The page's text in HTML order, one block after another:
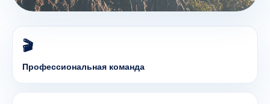
🎬
Профессиональная команда